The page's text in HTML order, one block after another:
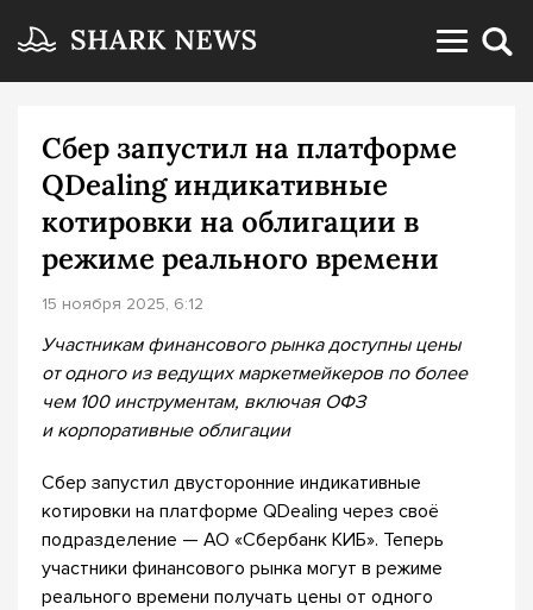
Сбер запустил на платформе
QDealing индикативные
котировки на облигации в
режиме реального времени
15 ноября 2025, 6:12
Участникам финансового рынка доступны цены
от одного из ведущих маркетмейкеров по более
чем 100 инструментам, включая ОФЗ
и корпоративные облигации
Сбер запустил двусторонние индикативные
котировки на платформе QDealing через своё
подразделение — АО «Сбербанк КИБ». Теперь
участники финансового рынка могут в режиме
реального времени получать цены от одного